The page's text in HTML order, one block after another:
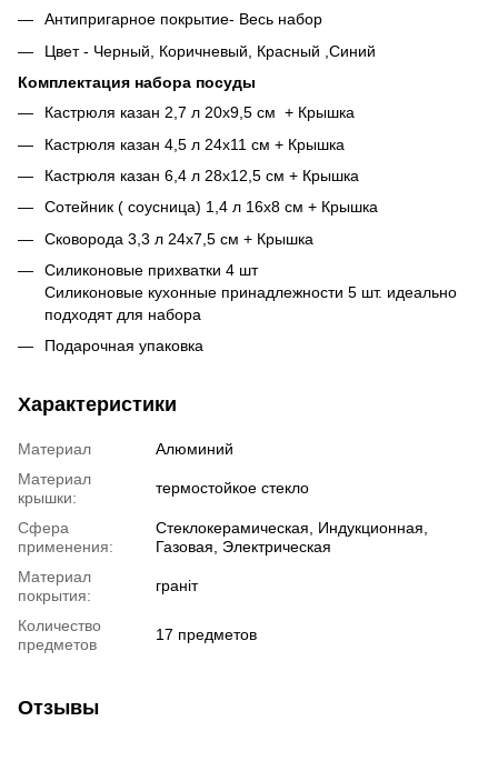
Антипригарное покрытие- Весь набор
Цвет - Черный, Коричневый, Красный ,Синий
Комплектация набора посуды
Кастрюля казан 2,7 л 20х9,5 см + Крышка
Кастрюля казан 4,5 л 24х11 см + Крышка
Кастрюля казан 6,4 л 28х12,5 см + Крышка
Сотейник ( соусница) 1,4 л 16х8 см + Крышка
Сковорода 3,3 л 24х7,5 см + Крышка
Силиконовые прихватки 4 шт
Силиконовые кухонные принадлежности 5 шт. идеально
подходят для набора
Подарочная упаковка
Характеристики
Материал
Алюминий
Материал
крышки:
термостойкое стекло
Сфера
применения:
Стеклокерамическая, Индукционная,
Газовая, Электрическая
Материал
покрытия:
граніт
Количество
предметов
17 предметов
Отзывы